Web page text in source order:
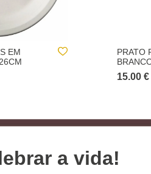
PARA
5.00 €
a vida!